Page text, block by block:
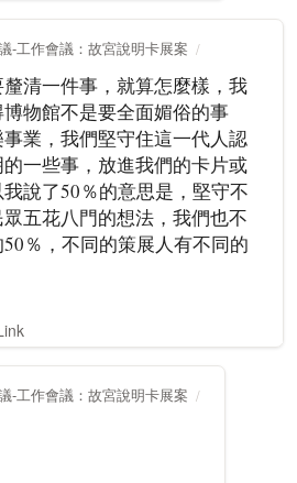
-工作會議：故宮說明卡展案
清一件事，就算怎麼樣，我
物館不是要全面媚俗的事
業，我們堅守住這一代人認
一些事，放進我們的卡片或
說了50％的意思是，堅守不
五花八門的想法，我們也不
％，不同的策展人有不同的
-工作會議：故宮說明卡展案